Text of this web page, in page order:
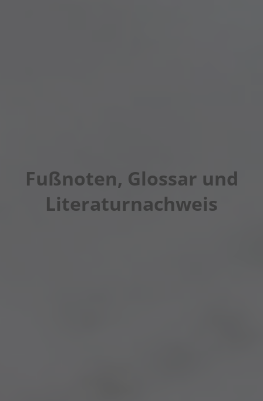
Fußnoten, Glossar und
Literaturnachweis